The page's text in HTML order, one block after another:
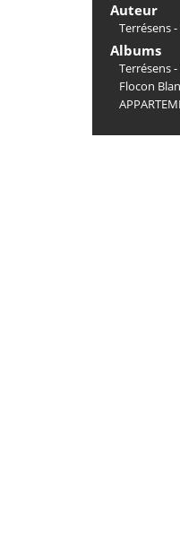
Auteur
Terrésens
Albums
Terrésens
Flocon